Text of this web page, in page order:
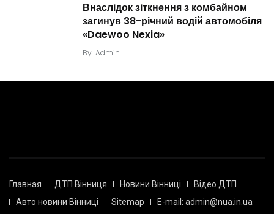
Внаслідок зіткнення з комбайном
загинув 38-річний водій автомобіля
«Daewoo Nexia»
By Admin
Главная ДТП Вінниця Новини Вінниці
Відео ДТП
Авто новини Вінниці
Sitemap E-mail: admin@nua.in.ua